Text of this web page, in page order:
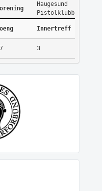
Haugesund
Pistolklubb
Innertreff
3